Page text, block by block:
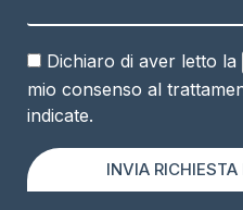
Dichiaro di aver letto la
mio consenso al
indicate.
INVIA